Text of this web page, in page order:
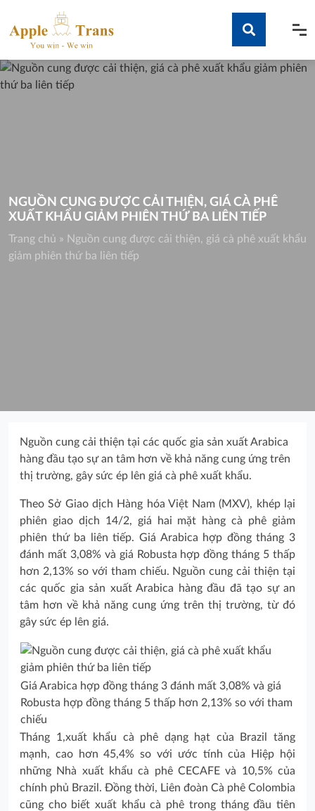
content
Tìm kiếm
NGUỒN CUNG ĐƯỢC CẢI THIỆN, GIÁ CÀ PHÊ
XUẤT KHẨU GIẢM PHIÊN THỨ BA LIÊN TIẾP
Trang chủ » Nguồn cung được cải thiện, giá cà phê xuất khẩu
giảm phiên thứ ba liên tiếp
Nguồn cung cải thiện tại các quốc gia sản xuất Arabica
hàng đầu tạo sự an tâm hơn về khả năng cung ứng trên
thị trường, gây sức ép lên giá cà phê xuất khẩu.
Theo Sở Giao dịch Hàng hóa Việt Nam (MXV), khép lại
phiên giao dịch 14/2, giá hai mặt hàng cà phê giảm
phiên thứ ba liên tiếp. Giá Arabica hợp đồng tháng 3
đánh mất 3,08% và giá Robusta hợp đồng tháng 5 thấp
hơn 2,13% so với tham chiếu. Nguồn cung cải thiện tại
các quốc gia sản xuất Arabica hàng đầu đã tạo sự an
tâm hơn về khả năng cung ứng trên thị trường, từ đó
gây sức ép lên giá.
Giá Arabica hợp đồng tháng 3 đánh mất 3,08% và giá
Robusta hợp đồng tháng 5 thấp hơn 2,13% so với tham
chiếu
Tháng 1,xuất khẩu cà phê dạng hạt của Brazil tăng
mạnh, cao hơn 45,4% so với ước tính của Hiệp hội
những Nhà xuất khẩu cà phê CECAFE và 10,5% của
chính phủ Brazil. Đồng thời, Liên đoàn Cà phê Colombia
cũng cho biết xuất khẩu cà phê trong tháng đầu tiên